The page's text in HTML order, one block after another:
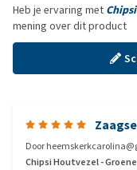
Heb je ervaring met
mening over dit product
Door
Chipsi Houtvezel - Groene